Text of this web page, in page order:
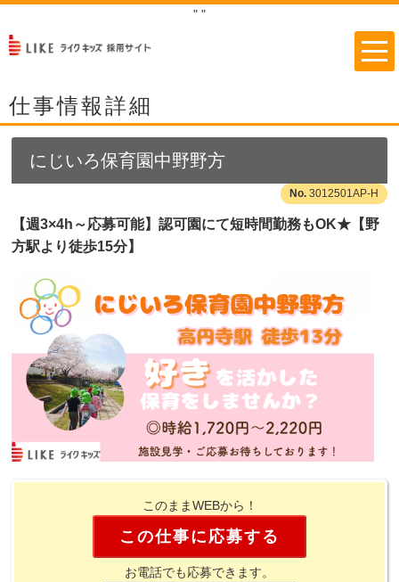
" "
仕事情報詳細
にじいろ保育園中野野方
3012501AP-H
【週3×4h～応募可能】認可園にて短時間勤務もOK★【野
方駅より徒歩15分】
このままWEBから！
この仕事に応募する
お電話でも応募できます。